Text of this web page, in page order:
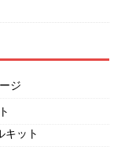
ジ
キット